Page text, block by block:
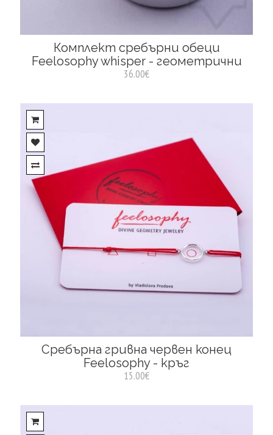
Комплект сребърни обеци
Feelosophy whisper - геометрични
36.00€
Сребърна гривна червен конец
Feelosophy - кръг
15.00€